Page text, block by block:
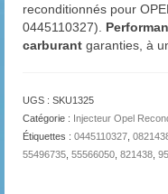
reconditionnés pour
0445110327).
carburant garanties, à
UGS : SKU1325
Catégorie : Injecteur Opel
Étiquettes : 0445110327
55496735 55566050 821438